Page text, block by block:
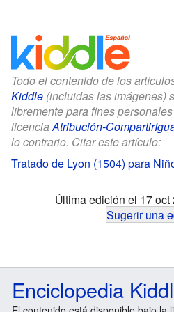
Todo el contenido de los
Kiddle (incluidas las imágenes)
libremente para fines
licencia Atribución-
lo contrario. Citar este artículo:
Tratado de Lyon (1504) para
Última edición el 17 oct
Sugerir una
Enciclopedia